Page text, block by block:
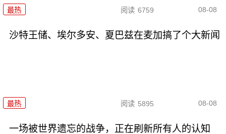
最热 阅读 6759 08-08
沙特王储、埃尔多安、夏巴兹在麦加搞了个大新闻
最热 阅读 5895 08-08
一场被世界遗忘的战争，正在刷新所有人的认知